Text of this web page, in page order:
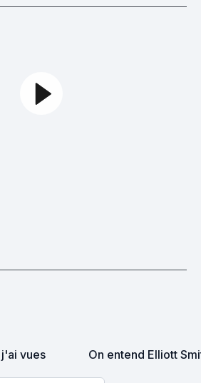
vues On entend Elliott